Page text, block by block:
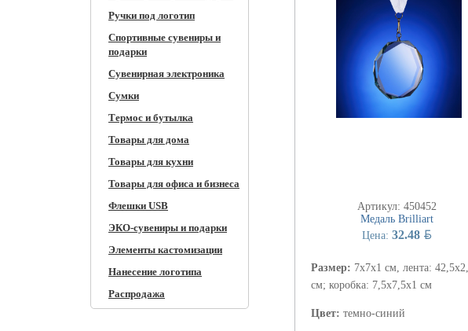
Ручки под логотип
Спортивные сувениры и
подарки
Сувенирная электроника
Сумки
Термос и бутылка
Товары для дома
Товары для кухни
Товары для офиса и бизнеса
Флешки USB
ЭКО-сувениры и подарки
Элементы кастомизации
Нанесение логотипа
Распродажа
Артикул: 450452
Медаль Brilliart
Цена: 32.48 BYN
Размер: 7х7х1 см, лента:
см; коробка: 7,5х7,5х1 см
Цвет: темно-синий